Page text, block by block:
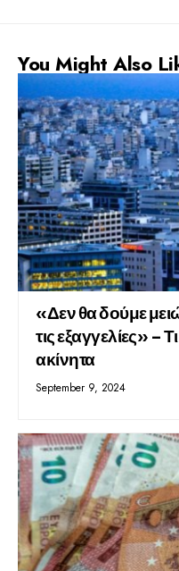
You Might Also
«Δεν θα δούμε
τις εξαγγελίες» –
ακίνητα
September 9, 2024